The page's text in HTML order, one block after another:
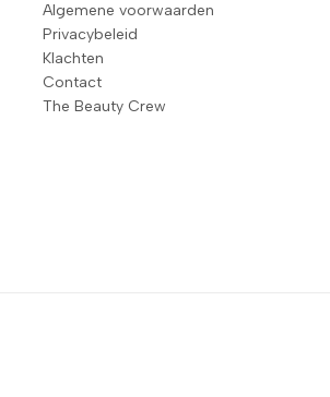
Algemene voorwaarden
Privacybeleid
Klachten
Contact
The Beauty Crew